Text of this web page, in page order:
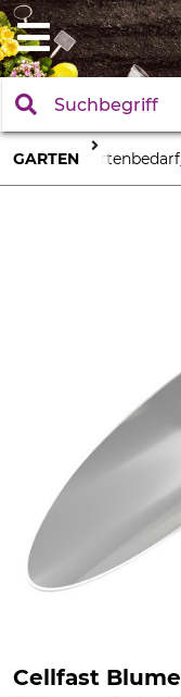
GARTEN Gartenbedarf
Cellfast